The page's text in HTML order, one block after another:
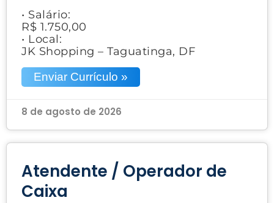
• Salário:
R$ 1.750,00
• Local:
JK Shopping – Taguatinga, DF
Enviar Currículo »
8 de agosto de 2026
Atendente / Operador de
Caixa